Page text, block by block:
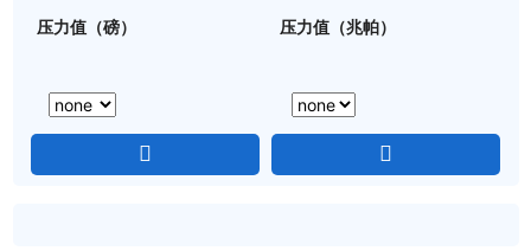
压力值（磅） 压力值（兆帕）